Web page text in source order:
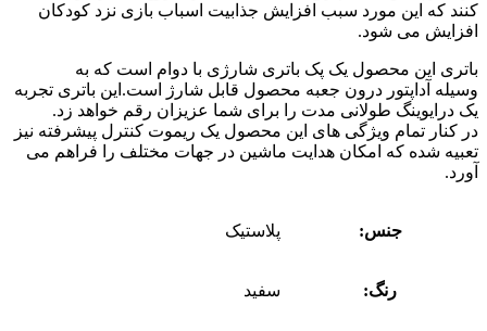
کنند که این مورد سبب افزایش جذابیت اسباب بازی نزد کودکان
افزایش می شود.
باتری این محصول یک پک باتری شارژی با دوام است که به
وسیله آداپتور درون جعبه محصول قابل شارژ است.این باتری تجربه
یک درایوینگ طولانی مدت را برای شما عزیزان رقم خواهد زد.
در کنار تمام ویژگی های این محصول یک ریموت کنترل پیشرفته نیز
تعبیه شده که امکان هدایت ماشین در جهات مختلف را فراهم می
آورد.
جنس: پلاستیک
رنگ: سفید